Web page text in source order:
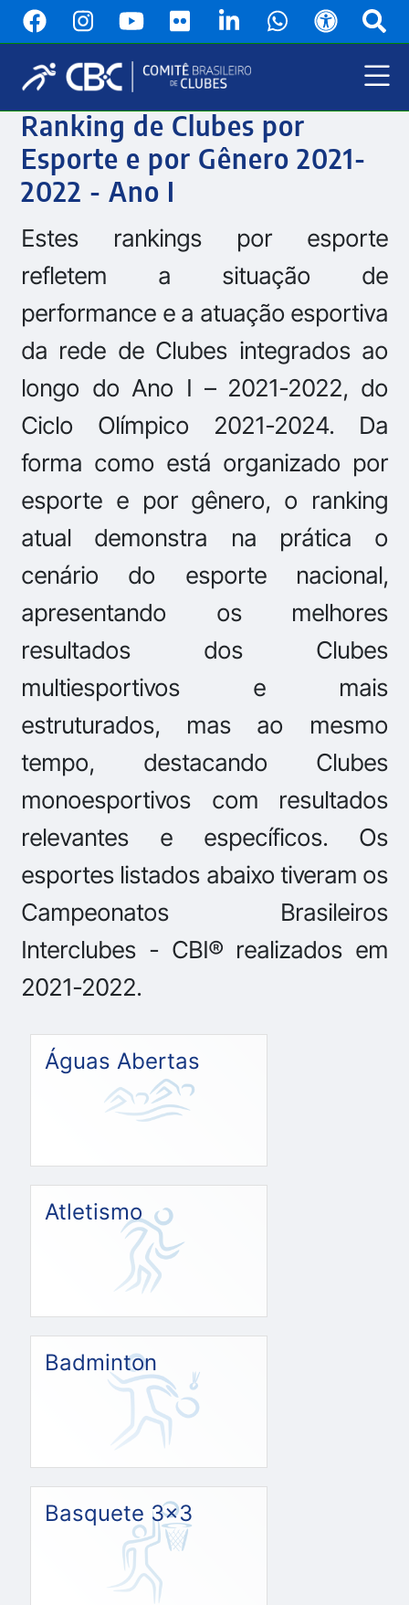
conteúdo
Menu
Principal
Ranking de Clubes por
Esporte e por Gênero 2021-
2022 - Ano I
Estes rankings por esporte
refletem a situação de
performance e a atuação esportiva
da rede de Clubes integrados ao
longo do Ano I – 2021-2022, do
Ciclo Olímpico 2021-2024. Da
forma como está organizado por
esporte e por gênero, o ranking
atual demonstra na prática o
cenário do esporte nacional,
apresentando os melhores
resultados dos Clubes
multiesportivos e mais
estruturados, mas ao mesmo
tempo, destacando Clubes
monoesportivos com resultados
relevantes e específicos. Os
esportes listados abaixo tiveram os
Campeonatos Brasileiros
Interclubes - CBI®️ realizados em
2021-2022.
Águas Abertas
Atletismo
Badminton
Basquete 3x3